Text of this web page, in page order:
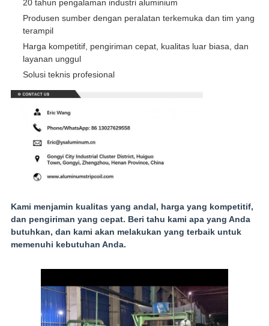
20 tahun pengalaman industri aluminium
Produsen sumber dengan peralatan terkemuka dan tim yang
terampil
Harga kompetitif, pengiriman cepat, kualitas luar biasa, dan
layanan unggul
Solusi teknis profesional
Kami menjamin kualitas yang andal, harga yang kompetitif,
dan pengiriman yang cepat. Beri tahu kami apa yang Anda
butuhkan, dan kami akan melakukan yang terbaik untuk
memenuhi kebutuhan Anda.